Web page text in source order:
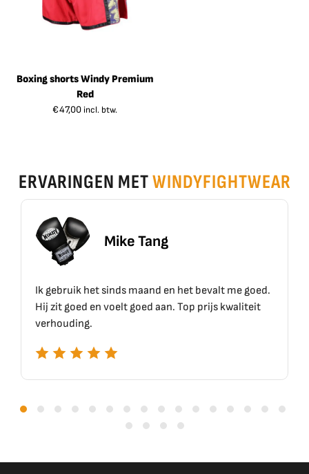
Boxing shorts Windy Premium
Red
€47,00 incl. btw.
ERVARINGEN METWINDYFIGHTWEAR
Mike Tang
maand en het bevalt me goed.
goed aan. Top prijs kwaliteit
Top materiaal, top